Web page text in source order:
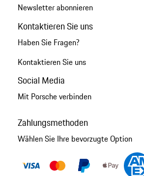
Newsletter abonnieren
Kontaktieren Sie uns
Haben Sie Fragen?
Kontaktieren Sie uns
Social Media
Mit Porsche verbinden
Zahlungsmethoden
Wählen Sie Ihre bevorzugte Option